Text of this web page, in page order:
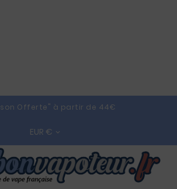
Offerte" à partir de 44€
EUR € 